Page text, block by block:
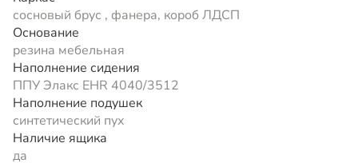
сосновый брус , фанера, короб ЛДСП
Основание
резина мебельная
Наполнение сидения
ППУ Элакс EHR 4040/3512
Наполнение подушек
синтетический пух
Наличие ящика
да